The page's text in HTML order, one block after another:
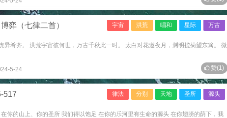
宇宙 洪荒 唱和 星际 万古
弈（七律二首）
异肴齐。 洪荒宇宙彼何世，万古千秋此一时。 太白对花邀夜月，渊明揽菊望东篱。 微
5-24 赞(1)
律法 分别 天地 圣所 源头
517
你的山上、你的圣所 我们得以饱足 在你的乐河里有生命的源头 在你翅膀的荫下，我